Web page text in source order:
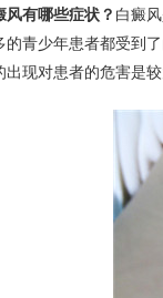
风有哪些症状？ 白癜
青少年患者都受到了
出现对患者的危害是